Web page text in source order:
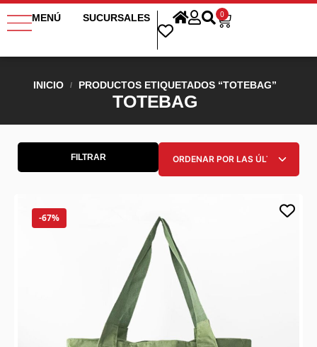
MENÚ SUCURSALES 0
INICIO / PRODUCTOS ETIQUETADOS “TOTEBAG”
TOTEBAG
FILTRAR
-67%